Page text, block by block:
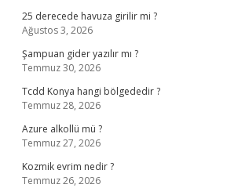
25 derecede havuza girilir mi ?
Ağustos 3, 2026
Şampuan gider yazılır mı ?
Temmuz 30, 2026
Tcdd Konya hangi bölgededir ?
Temmuz 28, 2026
Azure alkollü mü ?
Temmuz 27, 2026
Kozmik evrim nedir ?
Temmuz 26, 2026